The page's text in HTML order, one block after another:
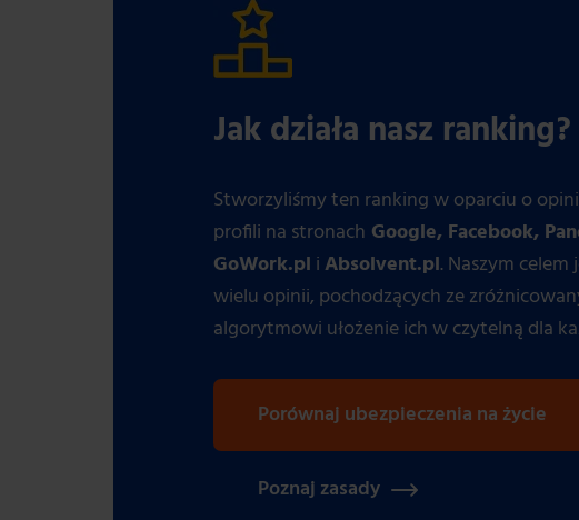
Jak działa nasz
Stworzyliśmy ten ranking w oparciu o
profili na stronach Google, Facebook,
GoWork.pl iAbsolvent.pl. Naszym
wielu opinii, pochodzących ze
algorytmowi ułożenie ich w czytelną dla
Porównaj ubezpieczenia na życie
Poznaj zasady